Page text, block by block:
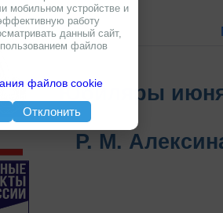
Юбиляры
Р. М.
мобильном устройстве и
работу
данный сайт,
файлов
файлов cookie
Отклонить